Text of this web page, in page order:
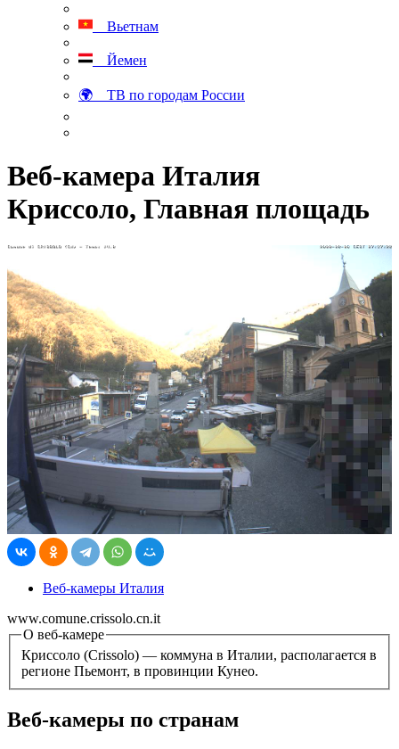
Вьетнам
Йемен
🌍 ТВ по городам России
Веб-камера Италия
Криссоло, Главная площадь
Веб-камеры Италия
www.comune.crissolo.cn.it
О веб-камере
Криссоло (Crissolo) — коммуна в Италии, располагается в
регионе Пьемонт, в провинции Кунео.
Веб-камеры по странам